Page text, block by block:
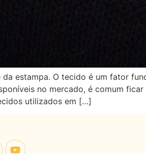
estampa. O tecido é um fator
no mercado, é comum
utilizados em […]